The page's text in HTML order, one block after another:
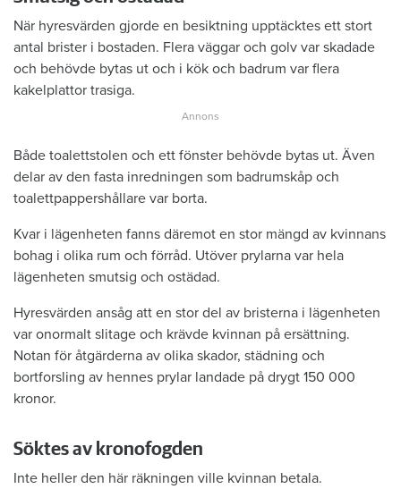
När hyresvärden gjorde en besiktning upptäcktes ett stort
antal brister i bostaden. Flera väggar och golv var skadade
och behövde bytas ut och i kök och badrum var flera
kakelplattor trasiga.
Både toalettstolen och ett fönster behövde bytas ut. Även
delar av den fasta inredningen som badrumskåp och
toalettpappershållare var borta.
Kvar i lägenheten fanns däremot en stor mängd av kvinnans
bohag i olika rum och förråd. Utöver prylarna var hela
lägenheten smutsig och ostädad.
Hyresvärden ansåg att en stor del av bristerna i lägenheten
var onormalt slitage och krävde kvinnan på ersättning.
Notan för åtgärderna av olika skador, städning och
bortforsling av hennes prylar landade på drygt 150 000
kronor.
Söktes av kronofogden
Inte heller den här räkningen ville kvinnan betala.